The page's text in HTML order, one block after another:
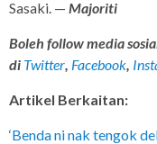
Sasaki. — Majoriti
Boleh follow media
di Twitter, Facebook,
Artikel Berkaitan:
‘Benda ni nak tengok